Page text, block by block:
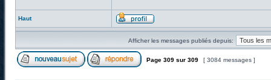
Haut
Afficher les messages publiés depuis:
Page 309 sur 309 [ 3084 messages ]